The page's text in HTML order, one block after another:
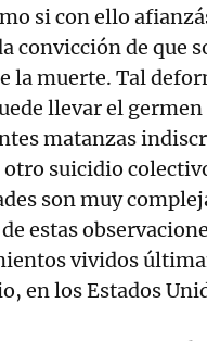
si con ello
convicción de que
la muerte. Tal
llevar el germen
matanzas
suicidio
son muy
estas
vividos
en los Estados